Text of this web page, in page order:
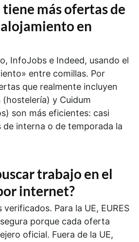
más ofertas de
en
InfoJobs e Indeed, usando el
entre comillas. Por
que realmente incluyen
y Cuidum
son más eficientes: casi
interna o de temporada la
trabajo en el
internet?
verificados. Para la UE, EURES
porque cada oferta
oficial. Fuera de la UE,